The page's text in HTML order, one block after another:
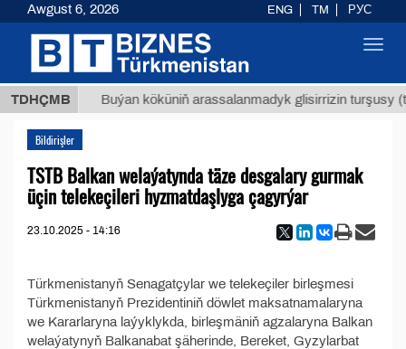
TDHÇMB
ТМТ Buýan köküniň arassalanmadyk glisirrizin turşusy
Bildirişler
TSTB Balkan welaýatynda täze desgalary gurmak
üçin telekeçileri hyzmatdaşlyga çagyrýar
23.10.2025 - 14:16
Türkmenistanyň Senagatçylar we telekeçiler birleşmesi
Türkmenistanyň Prezidentiniň döwlet maksatnamalaryna
we Kararlaryna laýyklykda, birleşmäniň agzalaryna Balkan
welaýatynyň Balkanabat şäherinde, Bereket, Gyzylarbat
Awgust 6, 2026 ENG TM РУС